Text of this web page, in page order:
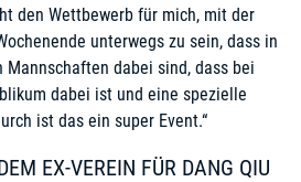
den Wettbewerb für mich, mit der
unterwegs zu sein, dass in
dabei sind, dass bei
dabei ist und eine spezielle
ist das ein super Event.“
EX-VEREIN FÜR DANG QIU